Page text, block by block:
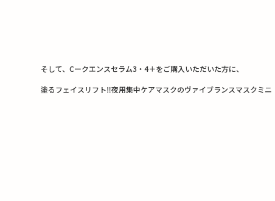
そして、Cークエンスセラム3・4＋をご購入いただいた方に、
塗るフェイスリフト‼︎夜用集中ケアマスクのヴァイブランスマスクミ